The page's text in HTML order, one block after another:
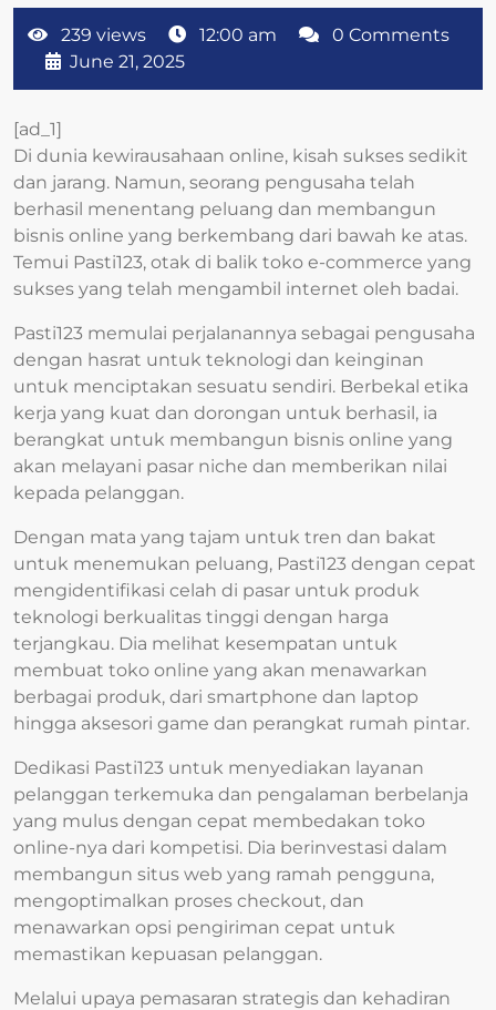
239 views 12:00 am
0 Comments
June 21, 2025
[ad_1]
Di dunia kewirausahaan online, kisah sukses sedikit
dan jarang. Namun, seorang pengusaha telah
berhasil menentang peluang dan membangun
bisnis online yang berkembang dari bawah ke atas.
Temui Pasti123, otak di balik toko e-commerce yang
sukses yang telah mengambil internet oleh badai.
Pasti123 memulai perjalanannya sebagai pengusaha
dengan hasrat untuk teknologi dan keinginan
untuk menciptakan sesuatu sendiri. Berbekal etika
kerja yang kuat dan dorongan untuk berhasil, ia
berangkat untuk membangun bisnis online yang
akan melayani pasar niche dan memberikan nilai
kepada pelanggan.
Dengan mata yang tajam untuk tren dan bakat
untuk menemukan peluang, Pasti123 dengan cepat
mengidentifikasi celah di pasar untuk produk
teknologi berkualitas tinggi dengan harga
terjangkau. Dia melihat kesempatan untuk
membuat toko online yang akan menawarkan
berbagai produk, dari smartphone dan laptop
hingga aksesori game dan perangkat rumah pintar.
Dedikasi Pasti123 untuk menyediakan layanan
pelanggan terkemuka dan pengalaman berbelanja
yang mulus dengan cepat membedakan toko
online-nya dari kompetisi. Dia berinvestasi dalam
membangun situs web yang ramah pengguna,
mengoptimalkan proses checkout, dan
menawarkan opsi pengiriman cepat untuk
memastikan kepuasan pelanggan.
Melalui upaya pemasaran strategis dan kehadiran